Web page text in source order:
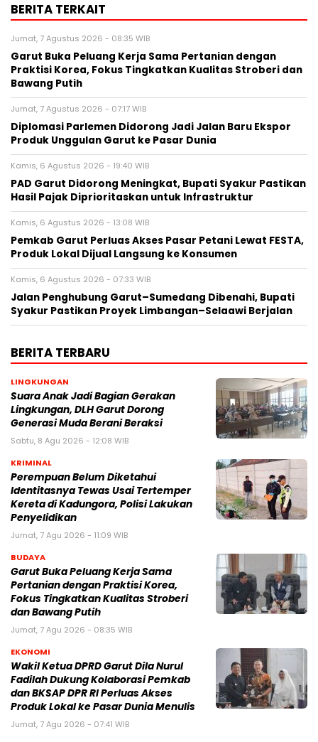
BERITA TERKAIT
Jumat, 7 Agustus 2026 - 08:35 WIB
Garut Buka Peluang Kerja Sama Pertanian dengan
Praktisi Korea, Fokus Tingkatkan Kualitas Stroberi dan
Bawang Putih
Jumat, 7 Agustus 2026 - 07:17 WIB
Diplomasi Parlemen Didorong Jadi Jalan Baru Ekspor
Produk Unggulan Garut ke Pasar Dunia
Kamis, 6 Agustus 2026 - 19:40 WIB
PAD Garut Didorong Meningkat, Bupati Syakur Pastikan
Hasil Pajak Diprioritaskan untuk Infrastruktur
Kamis, 6 Agustus 2026 - 13:08 WIB
Pemkab Garut Perluas Akses Pasar Petani Lewat FESTA,
Produk Lokal Dijual Langsung ke Konsumen
Kamis, 6 Agustus 2026 - 07:33 WIB
Jalan Penghubung Garut–Sumedang Dibenahi, Bupati
Syakur Pastikan Proyek Limbangan–Selaawi Berjalan
BERITA TERBARU
LINGKUNGAN
Suara Anak Jadi Bagian Gerakan
Lingkungan, DLH Garut Dorong
Generasi Muda Berani Beraksi
Sabtu, 8 Agu 2026 - 12:08 WIB
KRIMINAL
Perempuan Belum Diketahui
Identitasnya Tewas Usai Tertemper
Kereta di Kadungora, Polisi Lakukan
Penyelidikan
Jumat, 7 Agu 2026 - 11:09 WIB
BUDAYA
Garut Buka Peluang Kerja Sama
Pertanian dengan Praktisi Korea,
Fokus Tingkatkan Kualitas Stroberi
dan Bawang Putih
Jumat, 7 Agu 2026 - 08:35 WIB
EKONOMI
Wakil Ketua DPRD Garut Dila Nurul
Fadilah Dukung Kolaborasi Pemkab
dan BKSAP DPR RI Perluas Akses
Produk Lokal ke Pasar Dunia Menulis
Jumat, 7 Agu 2026 - 07:41 WIB